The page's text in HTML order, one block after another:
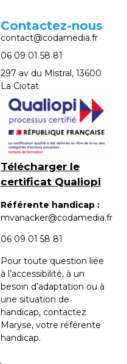
Contactez-nous
contact@codamedia.fr​
06 09 01 58 81​
297 av du Mistral, 13600
La Ciotat
Télécharger le
certificat Qualiopi
Référente handicap :
mvanacker@codamedia.fr
06 09 01 58 81​
Pour toute question liée
à l’accessibilité, à un
besoin d’adaptation ou à
une situation de
handicap, contactez
Maryse, votre référente
handicap.